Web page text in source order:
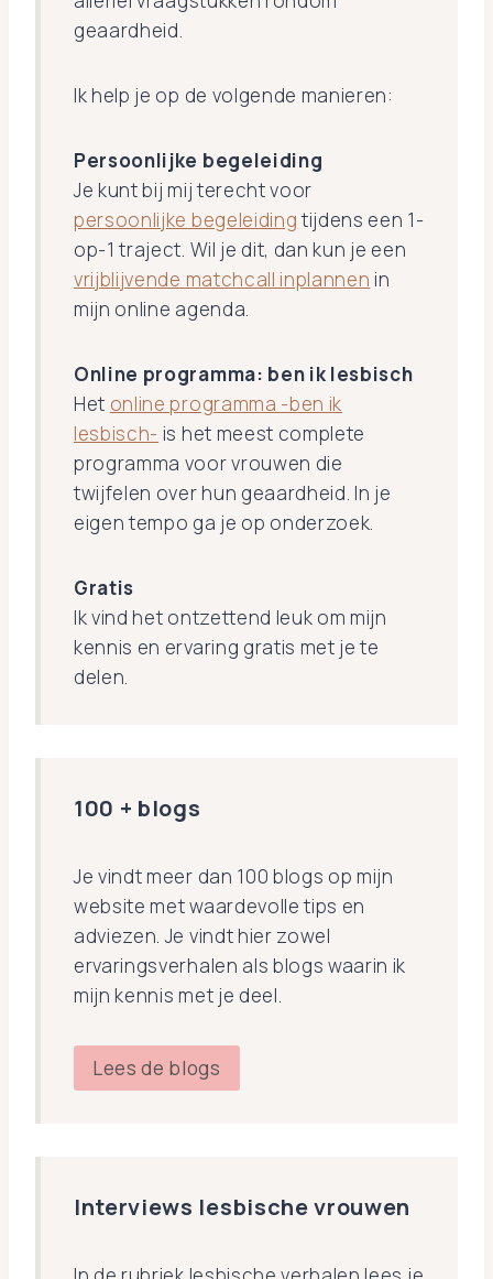
geaardheid.
Ik help je op de volgende manieren:
Persoonlijke begeleiding
Je kunt bij mij terecht voor
persoonlijke begeleidingtijdens een 1-
op-1 traject. Wil je dit, dan kun je een
vrijblijvende matchcall inplannen in
mijn online agenda.
Online programma: ben ik lesbisch
Het online programma -ben ik
lesbisch- is het meest complete
programma voor vrouwen die
twijfelen over hun geaardheid. In je
eigen tempo ga je op onderzoek.
Gratis
Ik vind het ontzettend leuk om mijn
kennis en ervaring gratis met je te
delen.
100 + blogs
Je vindt meer dan 100 blogs op mijn
website met waardevolle tips en
adviezen. Je vindt hier zowel
ervaringsverhalen als blogs waarin ik
mijn kennis met je deel.
Lees de blogs
Interviews lesbische vrouwen